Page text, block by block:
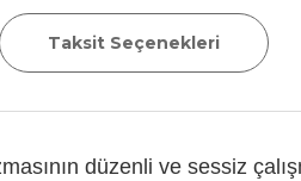
Taksit Seçenekleri
düzenli ve sessiz